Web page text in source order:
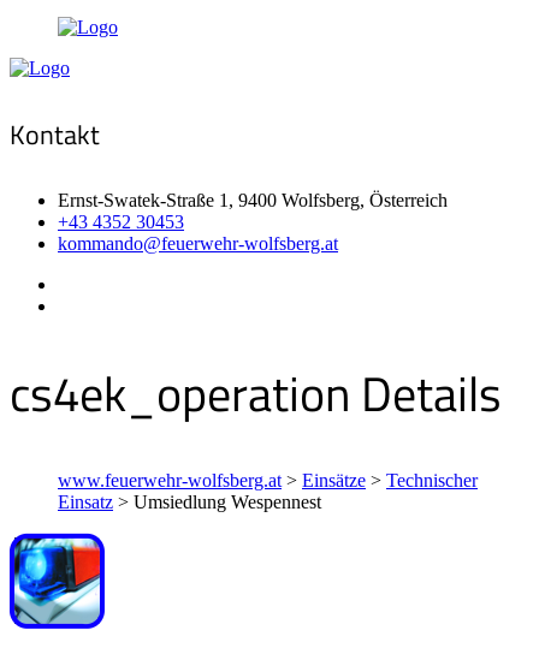
Kontakt
Ernst-Swatek-Straße 1, 9400 Wolfsberg, Österreich
+43 4352 30453
kommando@feuerwehr-wolfsberg.at
cs4ek_operation Details
www.feuerwehr-wolfsberg.at > Einsätze > Technischer
Einsatz > Umsiedlung Wespennest